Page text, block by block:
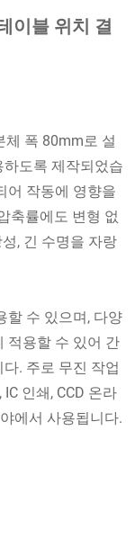
이블 위치 결
체 폭 80mm로 설
도록 제작되었습
어 작동에 영향을
축률에도 변형 없
, 긴 수명을 자랑
할 수 있으며, 다양
적용할 수 있어 간
. 주로 무진 작업
인쇄, CCD 온라
에서 사용됩니다.